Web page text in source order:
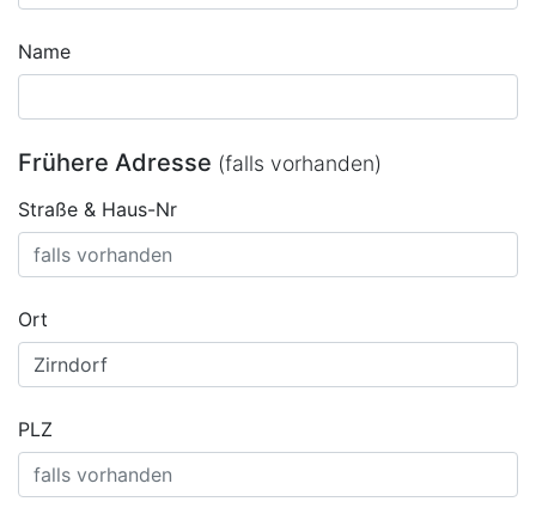
Name
Frühere Adresse (falls vorhanden)
Straße & Haus-Nr
Ort
PLZ